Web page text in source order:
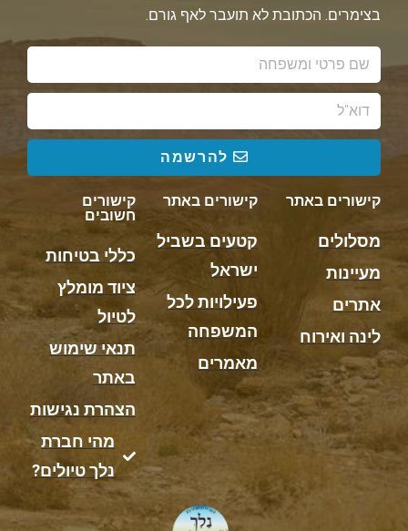
בצימרים. הכתובת לא תועבר לאף גורם.
להרשמה
קישורים באתר
מסלולים
מעיינות
אתרים
לינה ואירוח
קישורים באתר
קטעים בשביל
ישראל
פעילויות לכל
המשפחה
מאמרים
קישורים
חשובים
כללי בטיחות
ציוד מומלץ
לטיול
תנאי שימוש
באתר
הצהרת נגישות
מהי חברת
נלך טיולים?